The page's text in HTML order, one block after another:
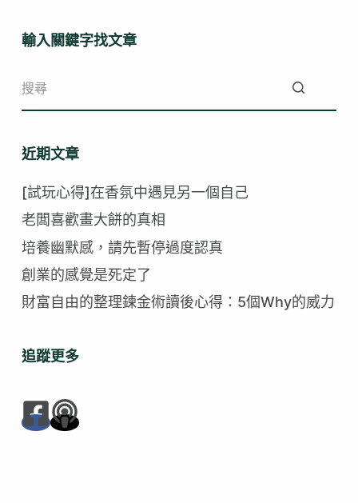
輸入關鍵字找文章
不
符
合
的
近期文章
[試玩心得]在香氛中遇見另一個自己
老闆喜歡畫大餅的真相
培養幽默感，請先暫停過度認真
創業的感覺是死定了
財富自由的整理鍊金術讀後心得：5個Why的威力
追蹤更多